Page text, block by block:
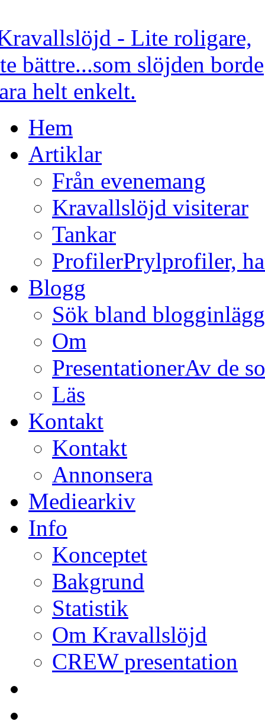
Hem
Artiklar
Från evenemang
Kravallslöjd visiterar
Tankar
ProfilerPrylprofiler,
Blogg
Sök bland
Om
PresentationerAv de
Läs
Kontakt
Kontakt
Annonsera
Mediearkiv
Info
Konceptet
Bakgrund
Statistik
Om Kravallslöjd
CREW presentation